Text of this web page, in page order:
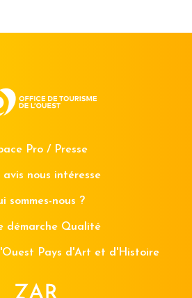
Pro / Presse
avis nous intéresse
sommes-nous ?
démarche Qualité
Pays d'Art et d'Histoire